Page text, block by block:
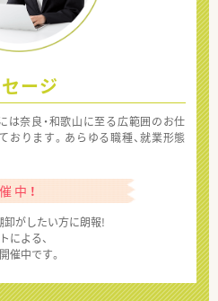
ージ
は奈良・和歌山に至る広範囲のお仕
ります。あらゆる職種、就業形態
中！
卸がしたい方に朗報!
による、
催中です。